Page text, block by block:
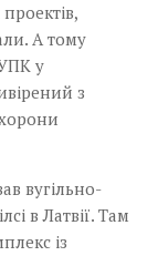
А тому
у
з
вугільн­о­
в Латвії. Там
із